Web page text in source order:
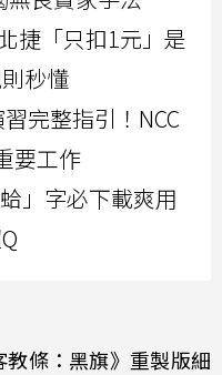
捷「只扣1元」是
秒懂
完整指引！NCC
要工作
」字必下載爽用
條：黑旗》重製版細